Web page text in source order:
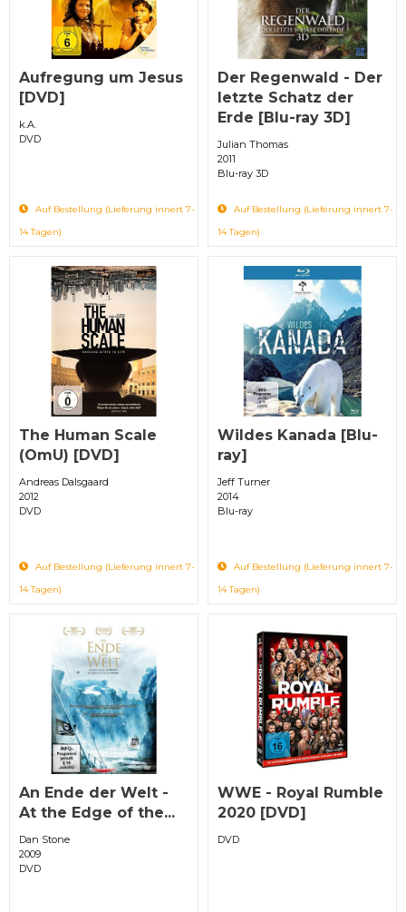
Aufregung um Jesus
[DVD]
k.A.
DVD
Auf Bestellung (Lieferung innert 7-
14 Tagen)
Der Regenwald - Der
letzte Schatz der
Erde [Blu-ray 3D]
Julian Thomas
2011
Blu-ray 3D
Auf Bestellung (Lieferung innert 7-
14 Tagen)
The Human Scale
(OmU) [DVD]
Andreas Dalsgaard
2012
DVD
Auf Bestellung (Lieferung innert 7-
14 Tagen)
Wildes Kanada [Blu-
ray]
Jeff Turner
2014
Blu-ray
Auf Bestellung (Lieferung innert 7-
14 Tagen)
An Ende der Welt -
At the Edge of the...
Dan Stone
2009
DVD
WWE - Royal Rumble
2020 [DVD]
DVD